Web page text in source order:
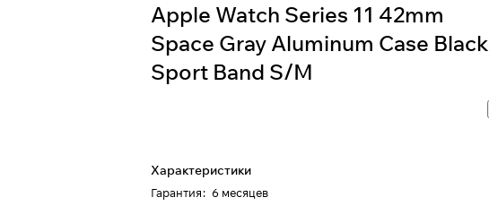
Apple Watch Series 11 42mm
Space Gray Aluminum Case Black
Sport Band S/M
Характеристики
Гарантия: 6 месяцев